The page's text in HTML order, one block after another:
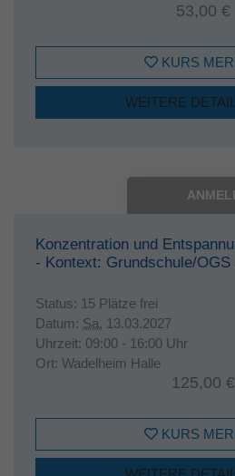
53,00 €
KURS
WEITERE
Konzentration und
- Kontext: Grundschule/
Status: 15 Plätze frei
Datum: Sa. 13.03.2027
Uhrzeit: 09:00 - 16:00 Uhr
Ort: Wadelheim Halle
125,00 €
KURS